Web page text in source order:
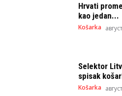
Hrvati
kao jedan...
Košarka
Selektor
spisak
Košarka